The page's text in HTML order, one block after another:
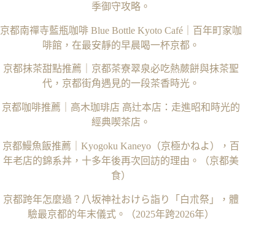
季御守攻略。
京都南禪寺藍瓶咖啡 Blue Bottle Kyoto Café｜百年町家咖
啡館，在最安靜的早晨喝一杯京都。
京都抹茶甜點推薦｜京都茶寮翠泉必吃熱蕨餅與抹茶聖
代，京都街角遇見的一段茶香時光。
京都咖啡推薦｜高木珈琲店 高辻本店：走進昭和時光的
經典喫茶店。
京都鰻魚飯推薦｜Kyogoku Kaneyo（京極かねよ），百
年老店的錦系丼，十多年後再次回訪的理由。（京都美
食）
京都跨年怎麼過？八坂神社おけら詣り「白朮祭」，體
驗最京都的年末儀式。（2025年跨2026年）